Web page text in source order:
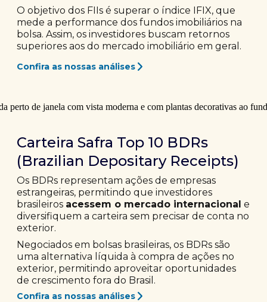
O objetivo dos FIIs é superar o índice IFIX, que
mede a performance dos fundos imobiliários na
bolsa. Assim, os investidores buscam retornos
superiores aos do mercado imobiliário em geral.
Confira as nossas análises
Carteira Safra Top 10 BDRs
(Brazilian Depositary Receipts)
Os BDRs representam ações de empresas
estrangeiras, permitindo que investidores
brasileiros acessem o mercado internacional e
diversifiquem a carteira sem precisar de conta no
exterior.
Negociados em bolsas brasileiras, os BDRs são
uma alternativa líquida à compra de ações no
exterior, permitindo aproveitar oportunidades
de crescimento fora do Brasil.
Confira as nossas análises